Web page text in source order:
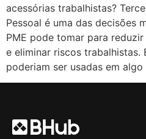
acessórias trabalhistas?
Pessoal é uma das decisões
PME pode tomar para
e eliminar riscos trabalhistas.
poderiam ser usadas em